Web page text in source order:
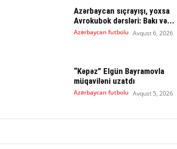
Azərbaycan sıçrayışı, yoxsa
Avrokubok dərsləri: Bakı və...
Azərbaycan futbolu Avqust 6, 2026
“Kəpəz” Elgün Bayramovla
müqaviləni uzatdı
Azərbaycan futbolu Avqust 5, 2026